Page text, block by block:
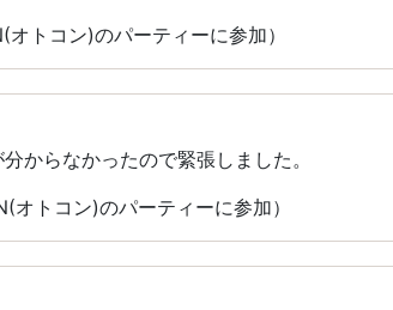
トコン)のパーティーに参加）
からなかったので緊張しました。
トコン)のパーティーに参加）